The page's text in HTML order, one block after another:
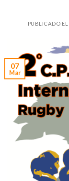
PUBLICADO EL
07
Mar